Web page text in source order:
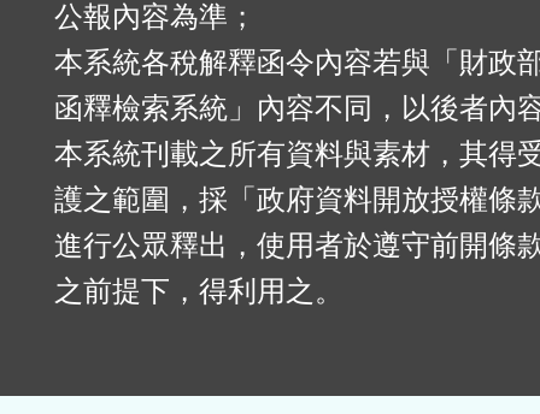
公報內容為準；
本系統各稅解釋函令內容若與「財政
函釋檢索系統」內容不同，以後者內
本系統刊載之所有資料與素材，其得
護之範圍，採「政府資料開放授權條
進行公眾釋出，使用者於遵守前開條
之前提下，得利用之。